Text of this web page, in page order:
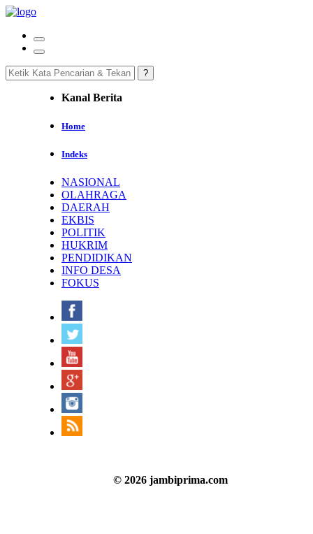
Kanal Berita
Home
Indeks
NASIONAL
OLAHRAGA
DAERAH
EKBIS
POLITIK
HUKRIM
PENDIDIKAN
INFO DESA
FOKUS
© 2026 jambiprima.com